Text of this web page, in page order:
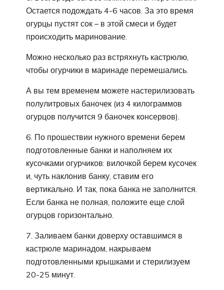
Остается подождать 4-6 часов. За это время
огурцы пустят сок – в этой смеси и будет
происходить маринование.
Можно несколько раз встряхнуть кастрюлю,
чтобы огурчики в маринаде перемешались.
А вы тем временем можете настерилизовать
полулитровых баночек (из 4 килограммов
огурцов получится 9 баночек консервов).
6. По прошествии нужного времени берем
подготовленные банки и наполняем их
кусочками огурчиков: вилочкой берем кусочек
и, чуть наклонив банку, ставим его
вертикально. И так, пока банка не заполнится.
Если банка не полная, положите еще слой
огурцов горизонтально.
7. Заливаем банки доверху оставшимся в
кастрюле маринадом, накрываем
подготовленными крышками и стерилизуем
20-25 минут.